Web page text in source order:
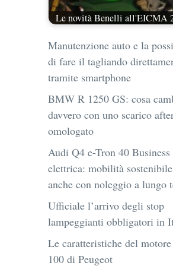
Le novità Benelli all'EICMA
Manutenzione auto e la
di fare il tagliando
tramite smartphone
BMW R 1250 GS: cosa
davvero con uno scarico
omologato
Audi Q4 e-Tron 40 Business
elettrica: mobilità
anche con noleggio a lungo
Ufficiale l’arrivo degli stop
lampeggianti obbligatori in
Le caratteristiche del
100 di Peugeot